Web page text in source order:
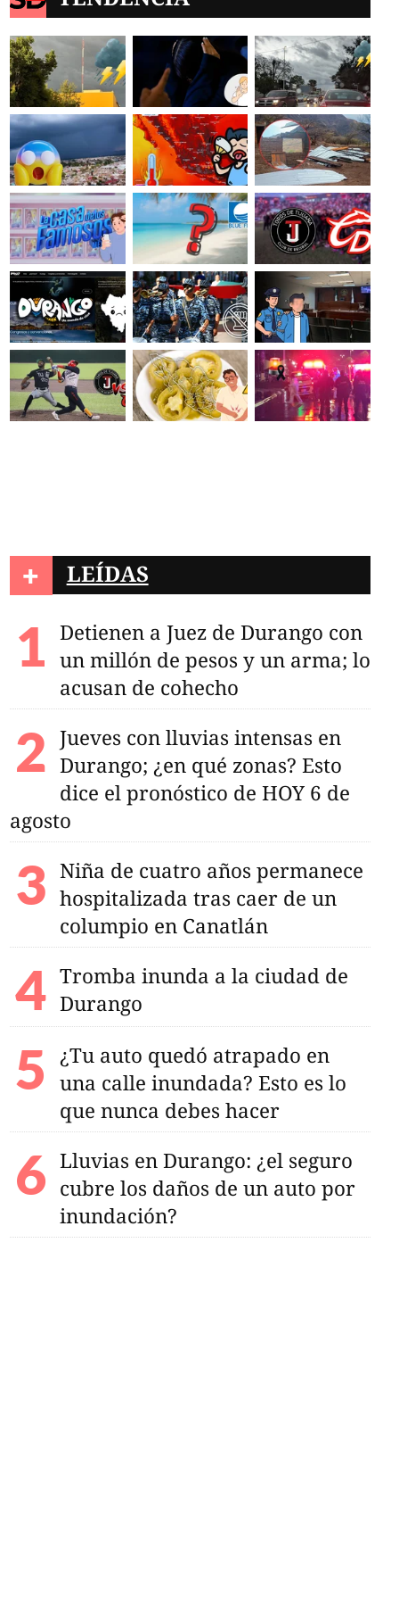
+ LEÍDAS
Detienen a Juez de Durango con
un millón de pesos y un arma; lo
acusan de cohecho
Jueves con lluvias intensas en
Durango; ¿en qué zonas? Esto
dice el pronóstico de HOY 6 de
agosto
Niña de cuatro años permanece
hospitalizada tras caer de un
columpio en Canatlán
Tromba inunda a la ciudad de
Durango
¿Tu auto quedó atrapado en
una calle inundada? Esto es lo
que nunca debes hacer
Lluvias en Durango: ¿el seguro
cubre los daños de un auto por
inundación?